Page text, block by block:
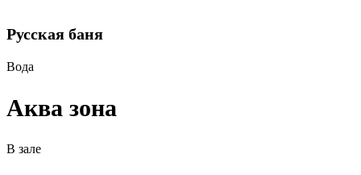
Русская баня
Вода
Аква зона
В зале